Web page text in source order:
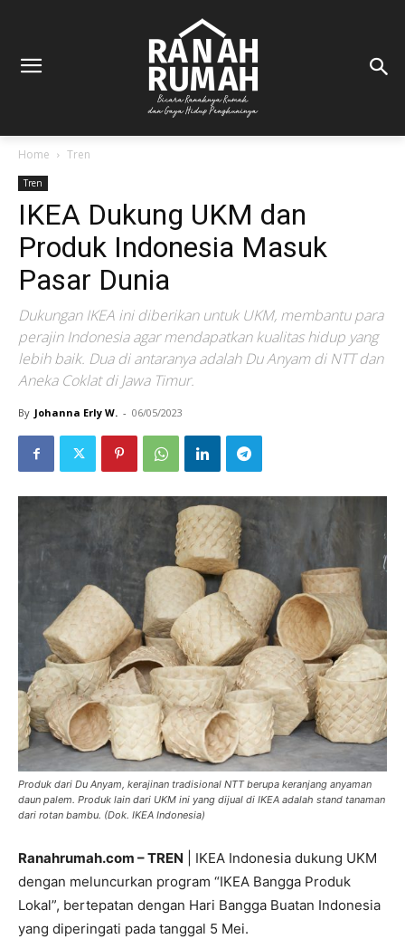
Home Tren
Tren
IKEA Dukung UKM dan
Produk Indonesia Masuk
Pasar Dunia
Dukungan IKEA ini diberikan untuk UKM, membantu para
perajin Indonesia agar mendapatkan kualitas hidup yang
lebih baik. Dua di antaranya adalah Du Anyam di NTT dan
Aneka Coklat di Jawa Timur.
By Johanna Erly W. - 06/05/2023
Produk dari Du Anyam, kerajinan tradisional NTT berupa keranjang anyaman
daun palem. Produk lain dari UKM ini yang dijual di IKEA adalah stand tanaman
dari rotan bambu. (Dok. IKEA Indonesia)
Ranahrumah.com – TREN | IKEA Indonesia dukung UKM
dengan meluncurkan program “IKEA Bangga Produk
Lokal”, bertepatan dengan Hari Bangga Buatan Indonesia
yang diperingati pada tanggal 5 Mei.